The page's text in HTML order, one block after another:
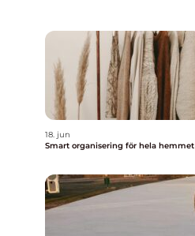
18. jun
Smart organisering för hela hemmet